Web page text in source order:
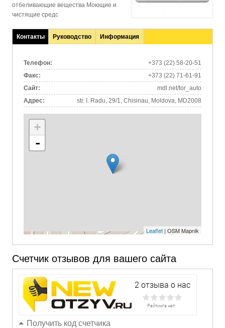
отбеливающие вещества Моющие и
чистящие средс
Контакты
(активная
Руководство Информация
Телефон:
+373 (22) 58-20-51
Факс:
+373 (22) 71-61-91
Сайт:
mdl.net/tor_auto
Адрес:
str. I. Radu, 29/1, Chisinau, Moldova, MD2008
+
-
Leaflet| OSM Mapnik
Счетчик отзывов для вашего сайта
Получить код счетчика